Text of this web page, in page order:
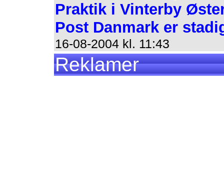
Praktik i Vinterby
Post Danmark er
16-08-2004 kl. 11:43
Reklamer